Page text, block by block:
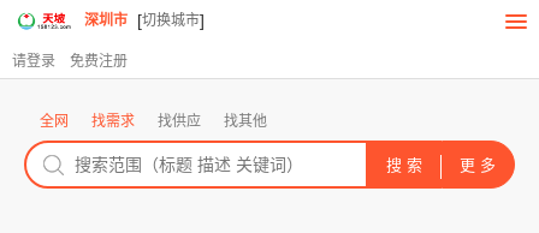
深圳市 [切换城市]
请登录 免费注册
全网 找需求 找供应 找其他